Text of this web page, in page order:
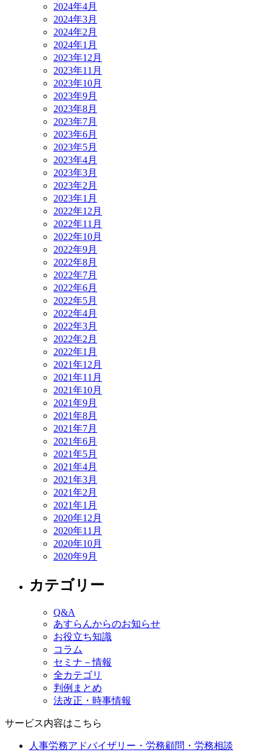
2024年4月
2024年3月
2024年2月
2024年1月
2023年12月
2023年11月
2023年10月
2023年9月
2023年8月
2023年7月
2023年6月
2023年5月
2023年4月
2023年3月
2023年2月
2023年1月
2022年12月
2022年11月
2022年10月
2022年9月
2022年8月
2022年7月
2022年6月
2022年5月
2022年4月
2022年3月
2022年2月
2022年1月
2021年12月
2021年11月
2021年10月
2021年9月
2021年8月
2021年7月
2021年6月
2021年5月
2021年4月
2021年3月
2021年2月
2021年1月
2020年12月
2020年11月
2020年10月
2020年9月
カテゴリー
Q&A
あすらんからのお知らせ
お役立ち知識
コラム
セミナ－情報
全カテゴリ
判例まとめ
法改正・時事情報
サービス内容はこちら
人事労務アドバイザリー・労務顧問・労務相談